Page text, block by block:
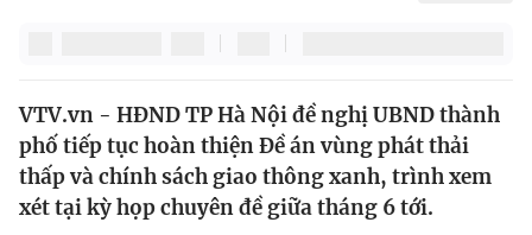
Thế giới
Tin tức
Thế giới đó đây
Kinh tế
VTV.vn - HĐND TP Hà Nội đề nghị UBND thành
phố tiếp tục hoàn thiện Đề án vùng phát thải
thấp và chính sách giao thông xanh, trình xem
xét tại kỳ họp chuyên đề giữa tháng 6 tới.